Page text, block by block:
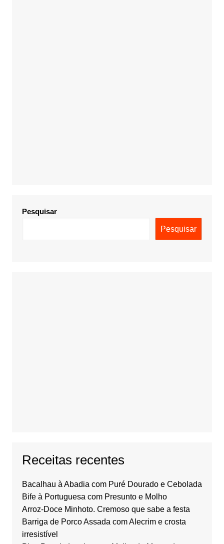
Pesquisar
Pesquisar
Receitas recentes
Bacalhau à Abadia com Puré Dourado e Cebolada
Bife à Portuguesa com Presunto e Molho
Arroz-Doce Minhoto. Cremoso que sabe a festa
Barriga de Porco Assada com Alecrim e crosta
irresistível